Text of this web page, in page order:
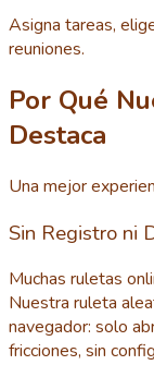
Asigna tareas,
reuniones.
Por Qué
Destaca
Una mejor
Sin Registro ni
Muchas ruletas
Nuestra ruleta
navegador: solo
fricciones, sin